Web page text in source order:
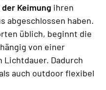
Keimung ihren
abgeschlossen haben.
üblich, beginnt die
von einer
Lichtdauer. Dadurch
auch outdoor flexibel